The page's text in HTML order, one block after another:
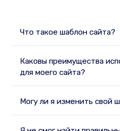
Что такое шаблон сайта?
Каковы преимущества
для моего сайта?
Могу ли я изменить свой